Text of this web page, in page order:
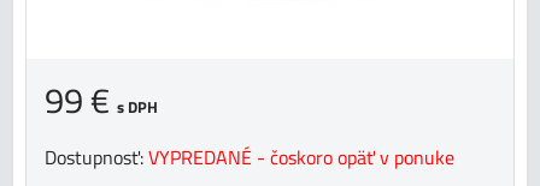
99 € s DPH
Dostupnosť:VYPREDANÉ - čoskoro opäť v ponuke